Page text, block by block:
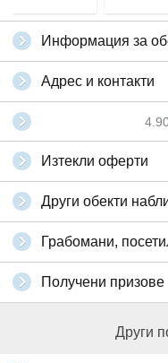
Информация за
Адрес и контакти
Изтекли оферти
Други обекти
Грабомани,
Получени призове
Други